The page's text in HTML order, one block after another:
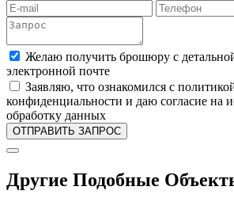
Желаю получить брошюру с
электронной почте
Заявляю, что ознакомился с
конфиденциальности и даю согласие на
обработку данных
Другие Подобные